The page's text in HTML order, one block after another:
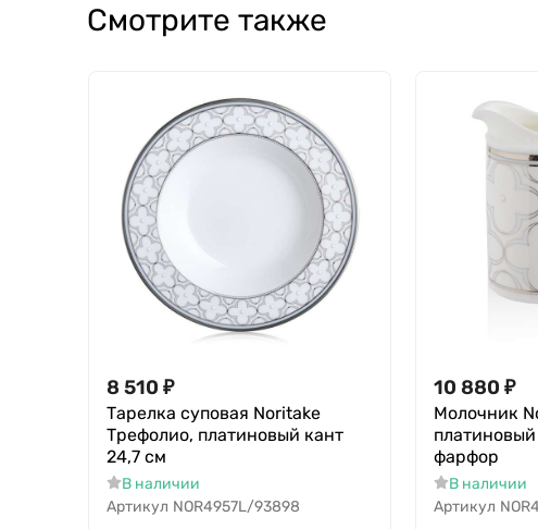
Смотрите также
8 510 ₽
Тарелка суповая Noritake
Трефолио, платиновый кант
24,7 см
В наличии
Артикул NOR4957L/93898
10 880 ₽
Молочник
фарфор
В наличии
Артикул